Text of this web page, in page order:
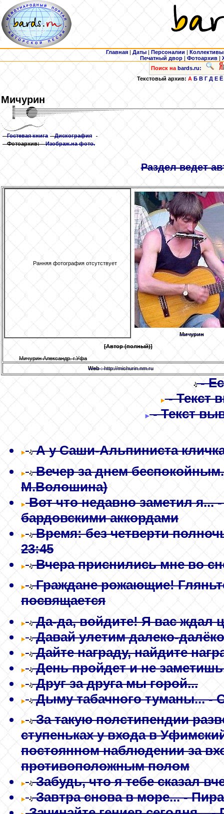
Главная | Даты | Персоналии | Коллективы
Печатный двор |Фотоархив |
Поиск на bards.ru:
Текстовый архив:А Б В Г Д Е Ё
Мичурин
Гостевая книга
Дискография
Фотоархив:
Изображ.на фото.
Раздел ведет
Ранняя фотография отсутствует
Мичурин
[Автор (полный)]
Мичурин Александр. г.Уфа
Web: http://michurin.nm.ru
-
- Текст
- Текст
А у Саши-Альпиниста
Вечер за днем
М.Волошина)
Вот что недавно заметил я...-
бардовскими аккордами
Время: без четверти
23:45
Вчера приснились мне во
Граждане рожающие!
посвящается
Да-да, войдите! Я вас ждал
Давай улетим далеко-
Дайте награду, найдите
День пройдет и не
Друг за друга мы горой...
Дыму табачного туманы...-
За такую полстипендии
ступеньках у входа в
постоянном наблюдении за
противоположным полом
Забудь, что я тебе сказал
Завтра снова в море...-